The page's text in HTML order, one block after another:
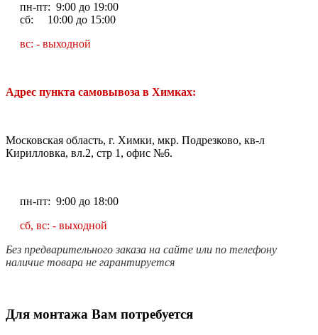
пн-пт: 9:00 до 19:00
сб: 10:00 до 15:00
вс: - выходной
Адрес пункта самовывоза в Химках:
Московская область, г. Химки, мкр. Подрезково, кв-л
Кирилловка, вл.2, стр 1, офис №6.
пн-пт: 9:00 до 18:00
сб, вс: - выходной
Без предварительного заказа на сайте или по телефону
наличие товара не гарантируется
Для монтажа Вам потребуется